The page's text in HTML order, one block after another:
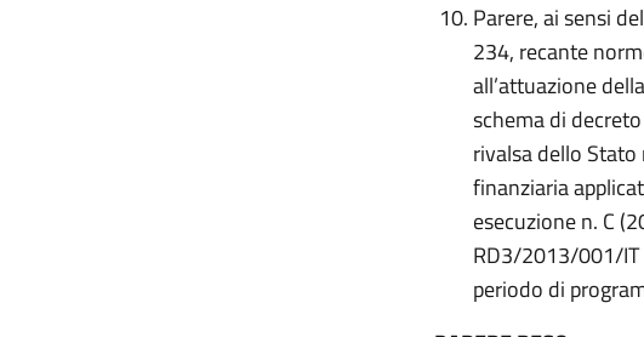
Parere, ai sensi
234, recante
all’attuazione
schema di
rivalsa dello
finanziaria
esecuzione n. C
RD3/2013/001/IT
periodo di